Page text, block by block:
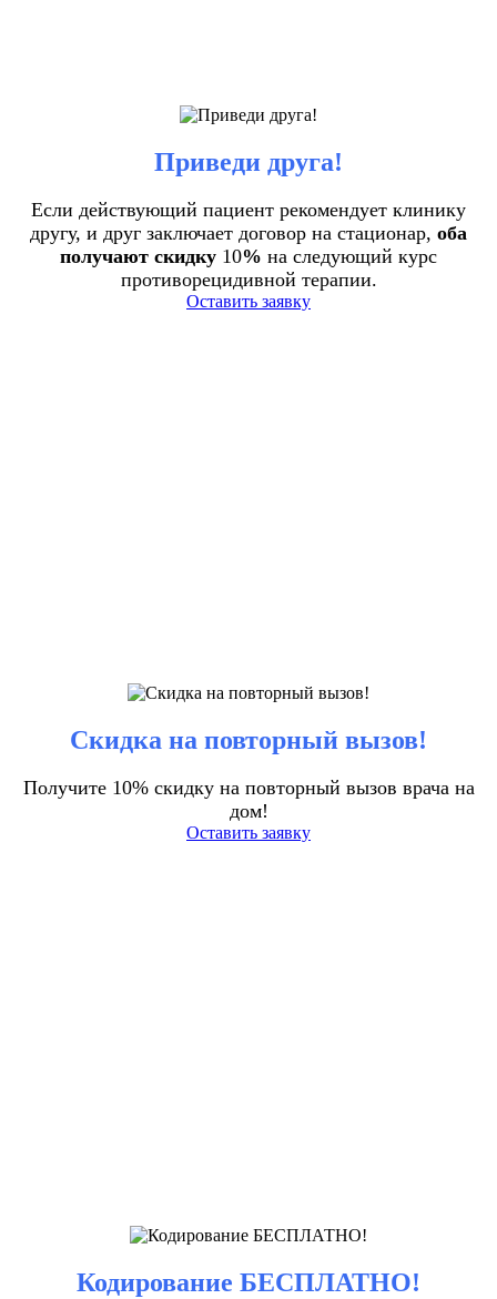
Приведи друга!
Если действующий пациент рекомендует клинику
другу, и друг заключает договор на стационар, оба
получают скидку 10% на следующий курс
противорецидивной терапии.
Оставить заявку
Скидка на повторный вызов!
Получите 10% скидку на повторный вызов врача на
дом!
Оставить заявку
Кодирование БЕСПЛАТНО!